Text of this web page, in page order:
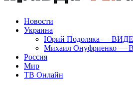
Новости
Украина
Юрий Подоляка —
Михаил Онуфриенко —
Россия
Мир
ТВ Онлайн